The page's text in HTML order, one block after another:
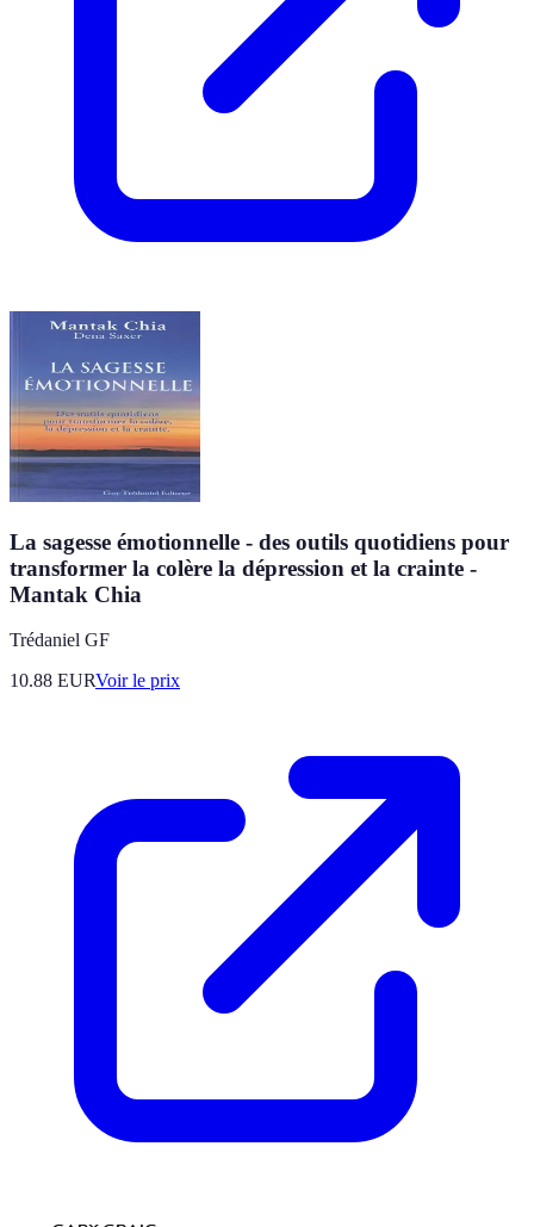
La sagesse émotionnelle - des outils quotidiens pour
transformer la colère la dépression et la crainte -
Mantak Chia
Trédaniel GF
10.88 EURVoir le prix